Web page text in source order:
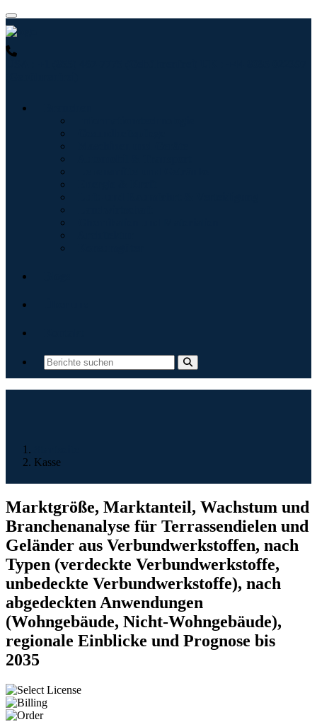
Kasse
Marktgröße, Marktanteil, Wachstum und
Branchenanalyse für Terrassendielen und
Geländer aus Verbundwerkstoffen, nach
Typen (verdeckte Verbundwerkstoffe,
unbedeckte Verbundwerkstoffe), nach
abgedeckten Anwendungen
(Wohngebäude, Nicht-Wohngebäude),
regionale Einblicke und Prognose bis
2035